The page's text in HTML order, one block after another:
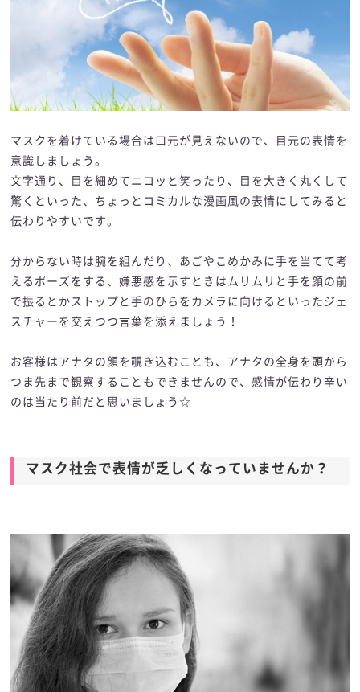
マスクを着けている場合は口元が見えないので、目元の表情を
意識しましょう。
文字通り、目を細めてニコッと笑ったり、目を大きく丸くして
驚くといった、ちょっとコミカルな漫画風の表情にしてみると
伝わりやすいです。
分からない時は腕を組んだり、あごやこめかみに手を当てて考
えるポーズをする、嫌悪感を示すときはムリムリと手を顔の前
で振るとかストップと手のひらをカメラに向けるといったジェ
スチャーを交えつつ言葉を添えましょう！
お客様はアナタの顔を覗き込むことも、アナタの全身を頭から
つま先まで観察することもできませんので、感情が伝わり辛い
のは当たり前だと思いましょう☆
マスク社会で表情が乏しくなっていませんか？